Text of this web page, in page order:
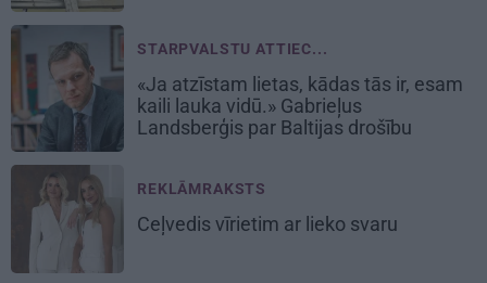
STARPVALSTU ATTIEC...
«Ja atzīstam lietas, kādas tās ir, esam
kaili lauka vidū.» Gabrieļus
Landsberģis par Baltijas drošību
REKLĀMRAKSTS
Ceļvedis vīrietim ar lieko svaru